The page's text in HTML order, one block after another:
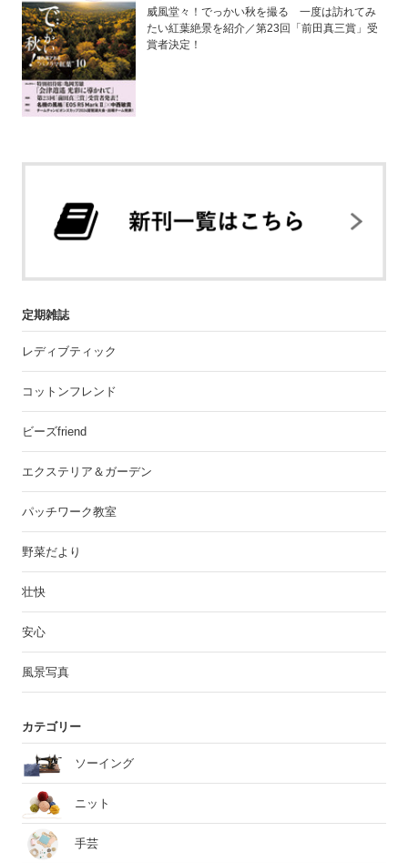
威風堂々！でっかい秋を撮る 一度は訪れてみ
たい紅葉絶景を紹介／第23回「前田真三賞」受
賞者決定！
定期雑誌
レディブティック
コットンフレンド
ビーズfriend
エクステリア＆ガーデン
パッチワーク教室
野菜だより
壮快
安心
風景写真
カテゴリー
ソーイング
ニット
手芸